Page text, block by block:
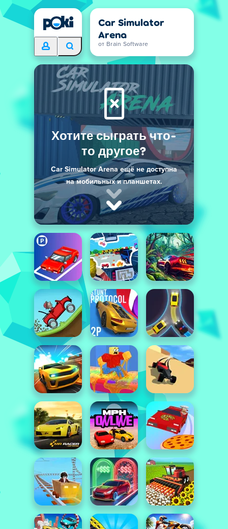
Car Simulator
Arena
от Brain Software
Хотите сыграть что-
то другое?
Car Simulator Arena ещё не доступна
на мобильных и планшетах.